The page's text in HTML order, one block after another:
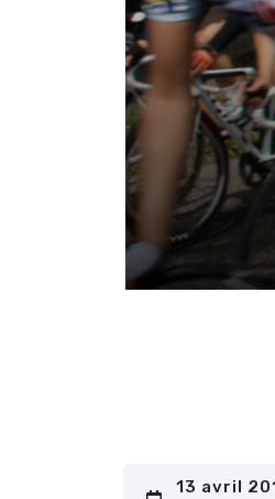
13 avril